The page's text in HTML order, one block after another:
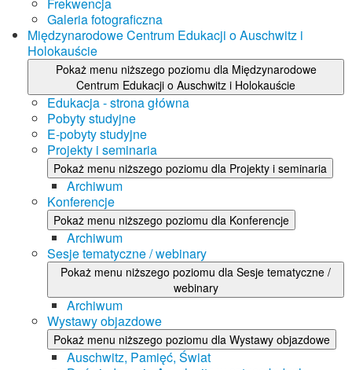
Galeria fotograficzna
Międzynarodowe Centrum Edukacji o Auschwitz i
Holokauście
Pokaż menu niższego poziomu dla Międzynarodowe
Centrum Edukacji o Auschwitz i Holokauście
Edukacja - strona główna
Pobyty studyjne
E-pobyty studyjne
Projekty i seminaria
Pokaż menu niższego poziomu dla Projekty i seminaria
Archiwum
Konferencje
Pokaż menu niższego poziomu dla Konferencje
Archiwum
Sesje tematyczne / webinary
Pokaż menu niższego poziomu dla Sesje tematyczne /
webinary
Archiwum
Wystawy objazdowe
Pokaż menu niższego poziomu dla Wystawy objazdowe
Auschwitz, Pamięć, Świat